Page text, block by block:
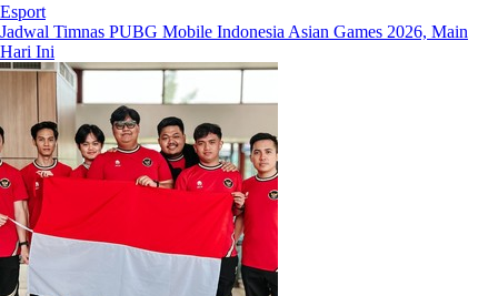
Esport
Jadwal Timnas PUBG Mobile Indonesia Asian Games 2026, Main
Hari Ini